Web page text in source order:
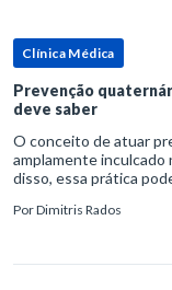
Clínica Médica
Prevenção
deve saber
O conceito de atuar
amplamente inculcado
disso, essa prática
PorDimitris Rados